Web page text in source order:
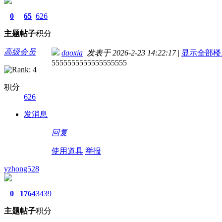
0
主题
65
帖子
626
积分
高级会员
积分
626
发消息
daoxia 发表于 2026-2-23 14:22:17 | 显示全部
5555555555555555555
回复
使用道具 举报
yzhong528
0
主题
1764
帖子
3439
积分